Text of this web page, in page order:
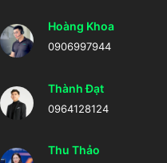
Hoàng Khoa
0906997944
Thành Đạt
0964128124
Thu Thảo